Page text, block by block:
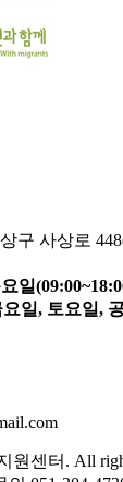
구 사상로
일
일, 토요일,
원센터. All